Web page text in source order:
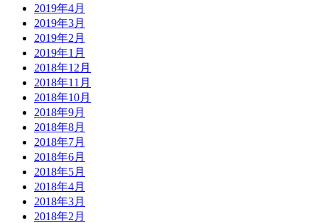
2019年4月
2019年3月
2019年2月
2019年1月
2018年12月
2018年11月
2018年10月
2018年9月
2018年8月
2018年7月
2018年6月
2018年5月
2018年4月
2018年3月
2018年2月